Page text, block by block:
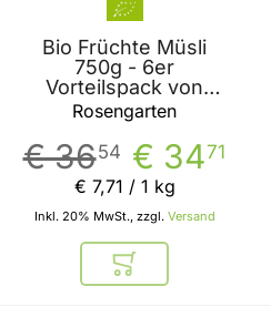
Bio Früchte Müsli
750g - 6er
Vorteilspack von
Rosengarten
Rosengarten
€ 3471
€ 3654
Inkl. 20% MwSt., zzgl. Versand
€ 7,71 / 1 kg
In den Warenkorb